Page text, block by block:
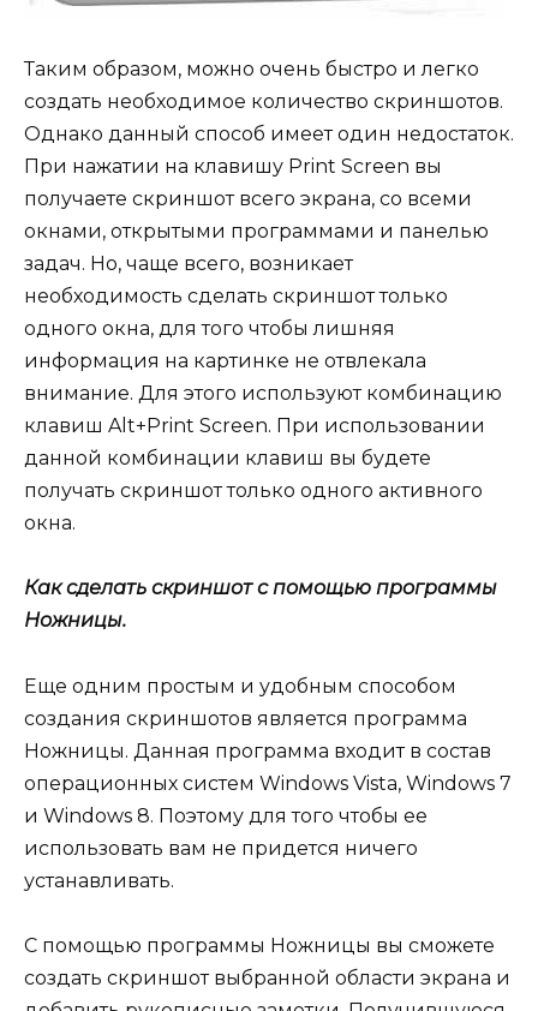
Таким образом, можно очень быстро и легко
создать необходимое количество скриншотов.
Однако данный способ имеет один недостаток.
При нажатии на клавишу Print Screen вы
получаете скриншот всего экрана, со всеми
окнами, открытыми программами и панелью
задач. Но, чаще всего, возникает
необходимость сделать скриншот только
одного окна, для того чтобы лишняя
информация на картинке не отвлекала
внимание. Для этого используют комбинацию
клавиш Alt+Print Screen. При использовании
данной комбинации клавиш вы будете
получать скриншот только одного активного
окна.
Как сделать скриншот с помощью программы
Ножницы.
Еще одним простым и удобным способом
создания скриншотов является программа
Ножницы. Данная программа входит в состав
операционных систем Windows Vista, Windows 7
и Windows 8. Поэтому для того чтобы ее
использовать вам не придется ничего
устанавливать.
С помощью программы Ножницы вы сможете
создать скриншот выбранной области экрана и